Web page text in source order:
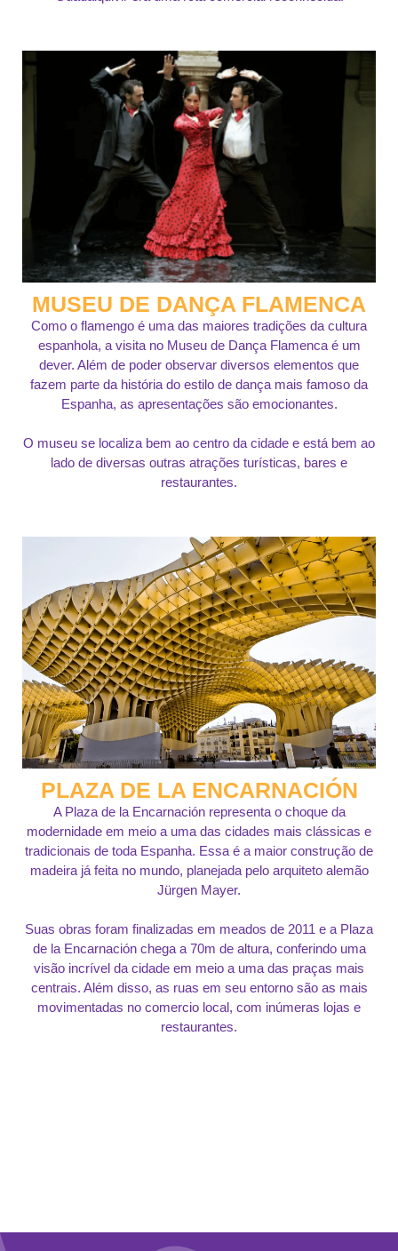
MUSEU DE DANÇA FLAMENCA
Como o flamengo é uma das maiores tradições da cultura
espanhola, a visita no Museu de Dança Flamenca é um
dever. Além de poder observar diversos elementos que
fazem parte da história do estilo de dança mais famoso da
Espanha, as apresentações são emocionantes.
O museu se localiza bem ao centro da cidade e está bem ao
lado de diversas outras atrações turísticas, bares e
restaurantes.
PLAZA DE LA ENCARNACIÓN
A Plaza de la Encarnación representa o choque da
modernidade em meio a uma das cidades mais clássicas e
tradicionais de toda Espanha. Essa é a maior construção de
madeira já feita no mundo, planejada pelo arquiteto alemão
Jürgen Mayer.
Suas obras foram finalizadas em meados de 2011 e a Plaza
de la Encarnación chega a 70m de altura, conferindo uma
visão incrível da cidade em meio a uma das praças mais
centrais. Além disso, as ruas em seu entorno são as mais
movimentadas no comercio local, com inúmeras lojas e
restaurantes.